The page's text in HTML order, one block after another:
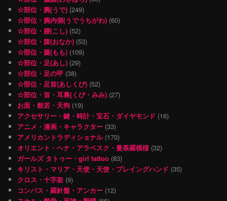
☆部位・腕(うで) (249)
☆部位・腕内側(うでうちがわ) (60)
☆部位・腰(こし) (52)
☆部位・腹(おなか) (53)
☆部位・腿(もも) (109)
☆部位・足(あし) (29)
☆部位・足の甲 (38)
☆部位・足首(あしくび) (52)
☆部位・首・耳裏(くび・みみ) (27)
お面・般若・天狗 (19)
アクセサリー・鍵・時計・宝石・ダイヤモンド (16)
アニメ・漫画・キャラクター (33)
アメリカントラディショナル(170)
オリエント・ヘナ・アラベスク・曼荼羅模様 (32)
ガールズ タトゥー・girl tattoo (83)
キリスト・マリア・天使・天使・プレイングハンド (35)
クロス・十字架 (9)
コンパス・羅針盤・アンカー (12)